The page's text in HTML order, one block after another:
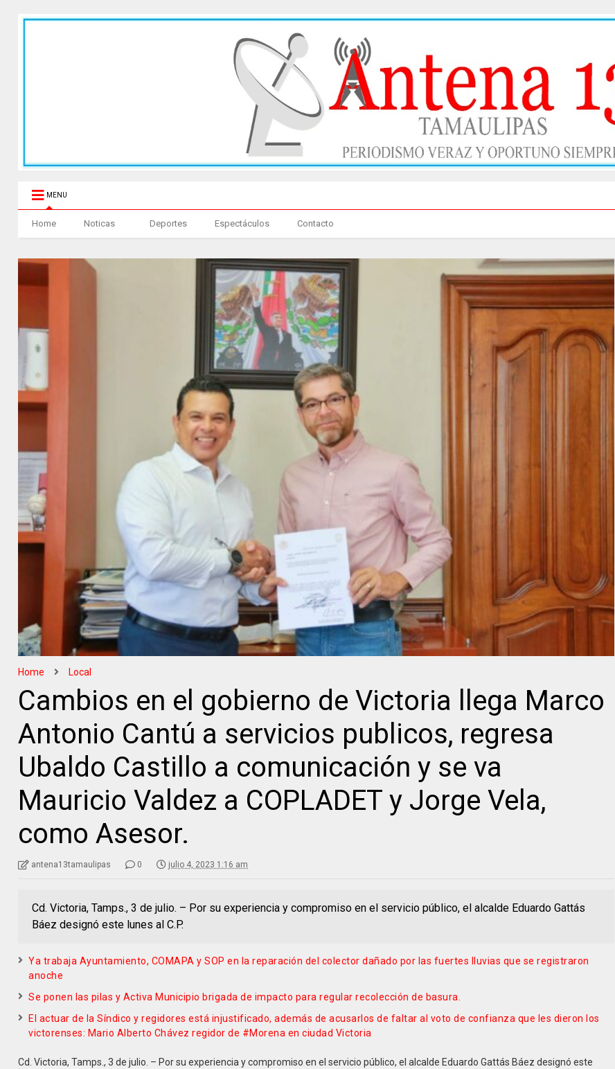
MENU
Home Noticas Deportes Espectáculos Contacto
Home Local
Cambios en el gobierno de Victoria llega Marco
Antonio Cantú a servicios publicos, regresa
Ubaldo Castillo a comunicación y se va
Mauricio Valdez a COPLADET y Jorge Vela,
como Asesor.
antena13tamaulipas 0 julio 4, 2023 1:16 am
Cd. Victoria, Tamps., 3 de julio. – Por su experiencia y compromiso en el servicio público, el alcalde Eduardo Gattás
Báez designó este lunes al C.P.
Ya trabaja Ayuntamiento, COMAPA y SOP en la reparación del colector dañado por las fuertes lluvias que se registraron
anoche
Se ponen las pilas y Activa Municipio brigada de impacto para regular recolección de basura.
El actuar de la Síndico y regidores está injustificado, además de acusarlos de faltar al voto de confianza que les dieron los
victorenses: Mario Alberto Chávez regidor de #Morena en ciudad Victoria
Cd. Victoria, Tamps., 3 de julio. – Por su experiencia y compromiso en el servicio público, el alcalde Eduardo Gattás Báez designó este